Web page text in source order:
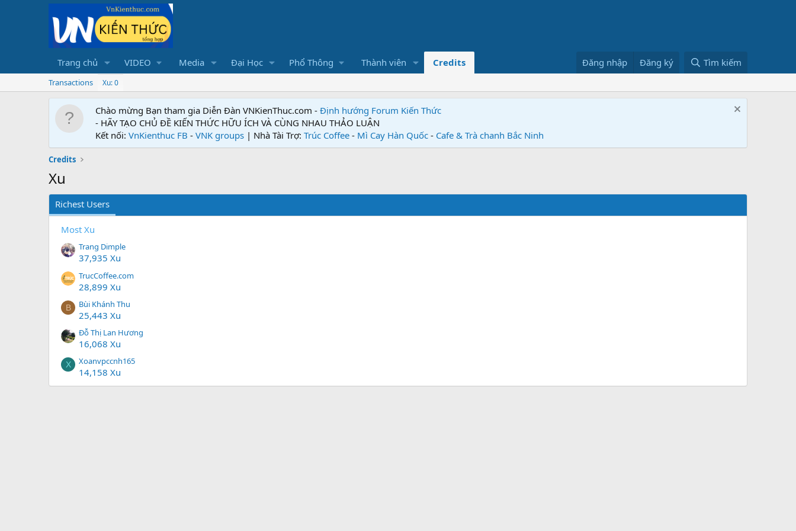
Trang chủ VIDEO Media Đại Học Phổ Thông Thành viên Credits Đăng nhập Đăng ký Tìm kiếm
Transactions Xu: 0
Chào mừng Bạn tham gia Diễn Đàn VNKienThuc.com - Định hướng Forum Kiến Thức
- HÃY TẠO CHỦ ĐỀ KIẾN THỨC HỮU ÍCH VÀ CÙNG NHAU THẢO LUẬN
Kết nối: VnKienthuc FB - VNK groups | Nhà Tài Trợ: Trúc Coffee - Mì Cay Hàn Quốc - Cafe & Trà chanh Bắc Ninh
Credits
Xu
Richest Users
Most Xu
Trang Dimple
37,935 Xu
TrucCoffee.com
28,899 Xu
B Bùi Khánh Thu
25,443 Xu
Đỗ Thị Lan Hương
16,068 Xu
X Xoanvpccnh165
14,158 Xu